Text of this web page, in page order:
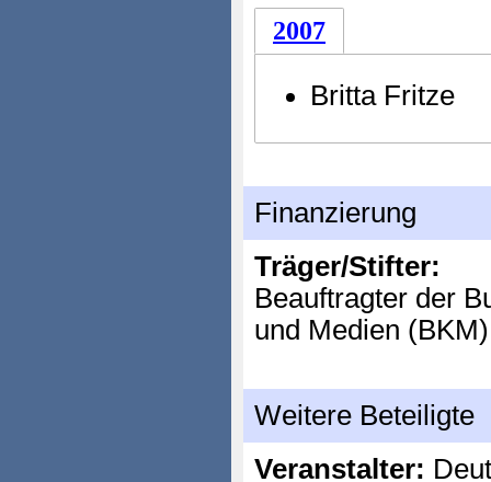
2007
Britta Fritze
Finanzierung
Träger/Stifter:
Beauftragter der
und Medien (BKM)
Weitere Beteiligte
Veranstalter: